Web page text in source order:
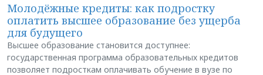
Молодёжные кредиты: как подростку
оплатить высшее образование без ущерба
для будущего
Высшее образование становится доступнее:
государственная программа образовательных кредитов
позволяет подросткам оплачивать обучение в вузе по